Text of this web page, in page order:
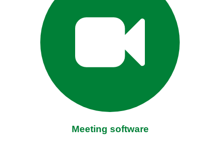
Meeting software